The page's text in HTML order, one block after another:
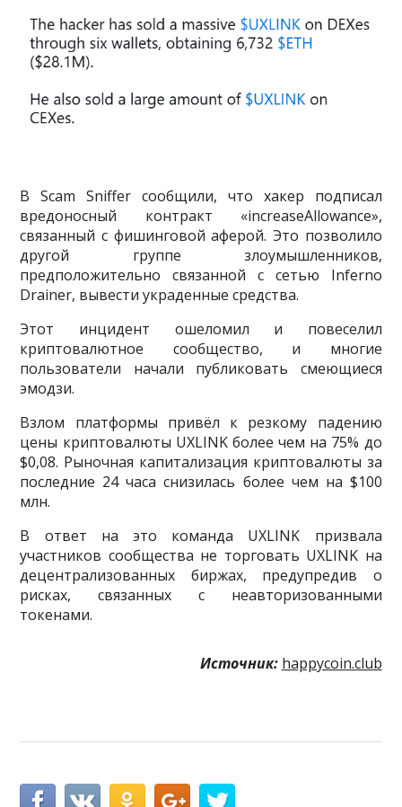
В Scam Sniffer сообщили, что хакер подписал
вредоносный контракт «increaseAllowance»,
связанный с фишинговой аферой. Это позволило
другой группе злоумышленников,
предположительно связанной с сетью Inferno
Drainer, вывести украденные средства.
Этот инцидент ошеломил и повеселил
криптовалютное сообщество, и многие
пользователи начали публиковать смеющиеся
эмодзи.
Взлом платформы привёл к резкому падению
цены криптовалюты UXLINK более чем на 75% до
$0,08. Рыночная капитализация криптовалюты за
последние 24 часа снизилась более чем на $100
млн.
В ответ на это команда UXLINK призвала
участников сообщества не торговать UXLINK на
децентрализованных биржах, предупредив о
рисках, связанных с неавторизованными
токенами.
Источник: happycoin.club